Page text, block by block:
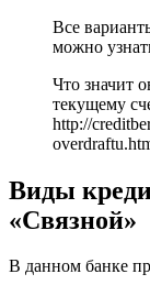
Все
можно
Что значит
текущему
http://
Виды
«Связной»
В данном банке